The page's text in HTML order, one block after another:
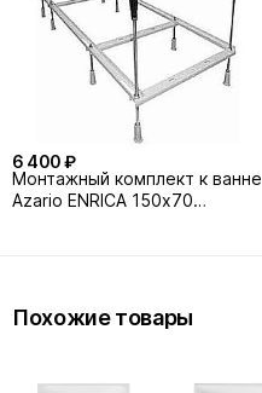
6 400 ₽
Монтажный комплект к ванне
Azario ENRICA 150х70
Похожие товары